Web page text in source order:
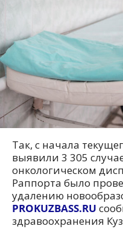
Так, с начала
выявили 3 305
онкологическом
Раппорта было
удалению
PROKUZBASS.RU
здравоохранения